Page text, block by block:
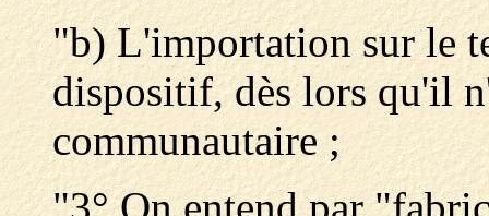
"b) L'importation sur le
dispositif, dès lors qu'il
communautaire ;
"3° On entend par